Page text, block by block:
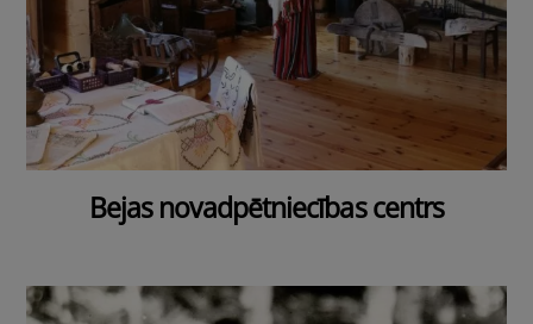
Bejas novadpētniecības centrs